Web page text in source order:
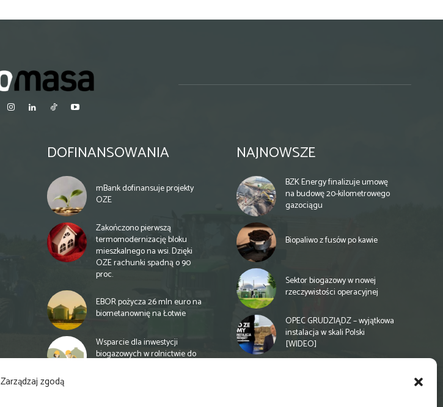
Zarządzaj zgodą
DOFINANSOWANIA
mBank dofinansuje projekty
OZE
Zakończono pierwszą
termomodernizację bloku
mieszkalnego na wsi. Dzięki
OZE rachunki spadną o 90
proc.
EBOR pożycza 26 mln euro na
biometanownię na Łotwie
Wsparcie dla inwestycji
biogazowych w rolnictwie do
NAJNOWSZE
BZK Energy finalizuje umowę
na budowę 20-kilometrowego
gazociągu
Biopaliwo z fusów po kawie
Sektor biogazowy w nowej
rzeczywistości operacyjnej
OPEC GRUDZIĄDZ – wyjątkowa
instalacja w skali Polski
[WIDEO]